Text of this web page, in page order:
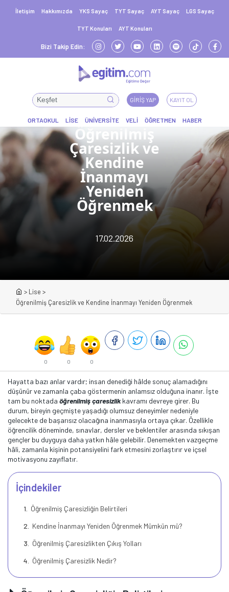
İletişim Hakkımızda YKS Sayaç TYT Sayaç AYT Sayaç LGS Sayaç
TYT Konuları AYT Konuları
Bizi Takip Edin:
GIRIŞ YAP KAYIT OL
Öğrenilmiş
Çaresizlik ve
Kendine
İnanmayı
Yeniden
Öğrenmek
17.02.2026
> Lise >
Öğrenilmiş Çaresizlik ve Kendine İnanmayı Yeniden Öğrenmek
0 0 0
Hayatta bazı anlar vardır; insan denediği hâlde sonuç alamadığını
düşünür ve zamanla çaba göstermenin anlamsız olduğuna inanır. İşte
tam bu noktada öğrenilmiş çaresizlik kavramı devreye girer. Bu
durum, bireyin geçmişte yaşadığı olumsuz deneyimler nedeniyle
gelecekte de başarısız olacağına inanmasıyla ortaya çıkar. Özellikle
öğrencilik döneminde, sınavlar, dersler ve beklentiler arasında sıkışan
gençler bu duyguya daha yatkın hâle gelebilir. Denemekten vazgeçme
hâli, zamanla kişinin potansiyelini fark etmesini zorlaştırır ve içsel
motivasyonu zayıflatır.
İçindekiler
Öğrenilmiş Çaresizliğin Belirtileri
Kendine İnanmayı Yeniden Öğrenmek Mümkün mü?
Öğrenilmiş Çaresizlikten Çıkış Yolları
Öğrenilmiş Çaresizlik Nedir?